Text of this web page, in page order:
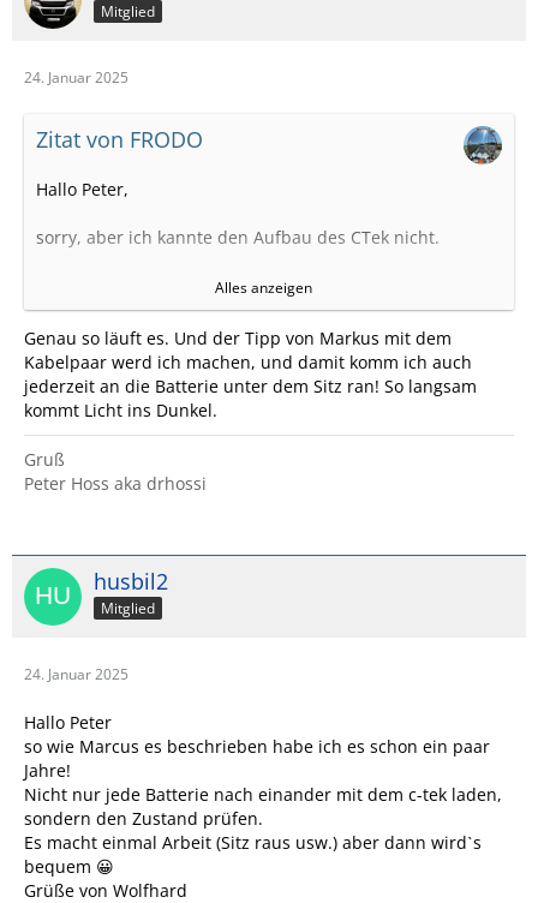
Mitglied
24. Januar 2025
Zitat von FRODO
Hallo Peter,
sorry, aber ich kannte den Aufbau des CTek nicht.
Ok, der hat einen eigenen Akku mit ca 120ah. Heißt
letztendlich nichts anderes, als dass Du eine weitere
Batterie anklemmst.
Aber wenn das CTek leer ist, bzw am kritischen Punkt des
Akkus, lädt da auch nix mehr.
und an wieder voll lädst und dann wieder an die
Aufbaubatterie hängst?
Gruß
Olaf
Alles anzeigen
Genau so läuft es. Und der Tipp von Markus mit dem
Kabelpaar werd ich machen, und damit komm ich auch
jederzeit an die Batterie unter dem Sitz ran! So langsam
kommt Licht ins Dunkel.
Gruß
Peter Hoss aka drhossi
husbil2
Mitglied
24. Januar 2025
Hallo Peter
so wie Marcus es beschrieben habe ich es schon ein paar
Jahre!
Nicht nur jede Batterie nach einander mit dem c-tek laden,
sondern den Zustand prüfen.
Es macht einmal Arbeit (Sitz raus usw.) aber dann wirdˋs
bequem 😀
Grüße von Wolfhard